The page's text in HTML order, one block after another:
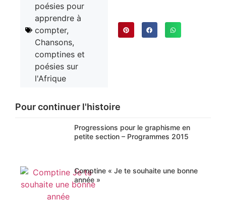
poésies pour
apprendre à
compter,
Chansons,
comptines et
poésies sur
l'Afrique
Pour continuer l'histoire
Progressions pour le graphisme en
petite section – Programmes 2015
Comptine « Je te souhaite une bonne
année »